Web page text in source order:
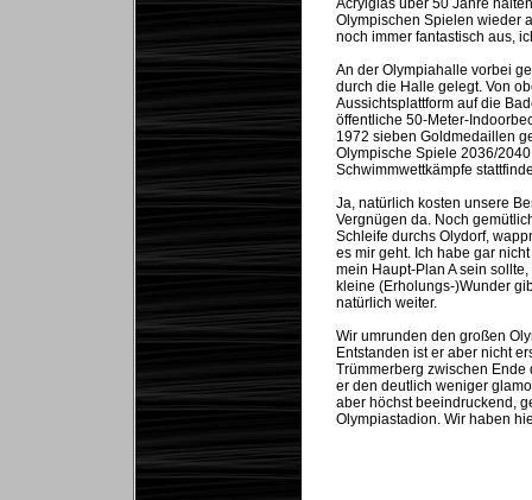
Acrylglas über 50 Jahre
Olympischen Spielen wieder
noch immer fantastisch aus,
An der Olympiahalle vorbei
durch die Halle gelegt. Von
Aussichtsplattform auf die
öffentliche 50-Meter-
1972 sieben Goldmedaillen
Olympische Spiele 2036/
Schwimmwettkämpfe
Ja, natürlich kosten unsere
Vergnügen da. Noch
Schleife durchs Olydorf,
es mir geht. Ich habe gar
mein Haupt-Plan A sein
kleine (Erholungs-)Wunder
natürlich weiter.
Wir umrunden den großen
Entstanden ist er aber nicht
Trümmerberg zwischen
er den deutlich weniger
aber höchst beeindruckend,
Olympiastadion. Wir haben